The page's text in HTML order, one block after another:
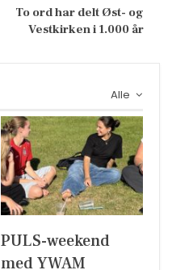
To ord har delt Øst- og
Vestkirken i 1.000 år
Alle
PULS-weekend
med YWAM